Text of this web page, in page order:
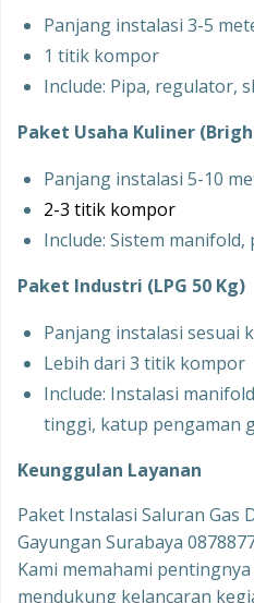
Panjang instalasi 3-5
1 titik kompor
Include: Pipa, regulator,
Paket Usaha Kuliner
Panjang instalasi 5-10
2-3 titik kompor
Include: Sistem
Paket Industri (LPG 50 Kg)
Panjang instalasi sesuai
Lebih dari 3 titik kompor
Include: Instalasi
tinggi, katup pengaman
Keunggulan Layanan
Paket Instalasi Saluran Gas
Gayungan Surabaya
Kami memahami
mendukung kelancaran